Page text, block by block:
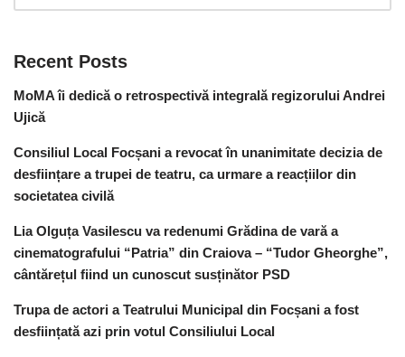
Recent Posts
MoMA îi dedică o retrospectivă integrală regizorului Andrei
Ujică
Consiliul Local Focșani a revocat în unanimitate decizia de
desființare a trupei de teatru, ca urmare a reacțiilor din
societatea civilă
Lia Olguța Vasilescu va redenumi Grădina de vară a
cinematografului “Patria” din Craiova – “Tudor Gheorghe”,
cântărețul fiind un cunoscut susținător PSD
Trupa de actori a Teatrului Municipal din Focșani a fost
desființată azi prin votul Consiliului Local